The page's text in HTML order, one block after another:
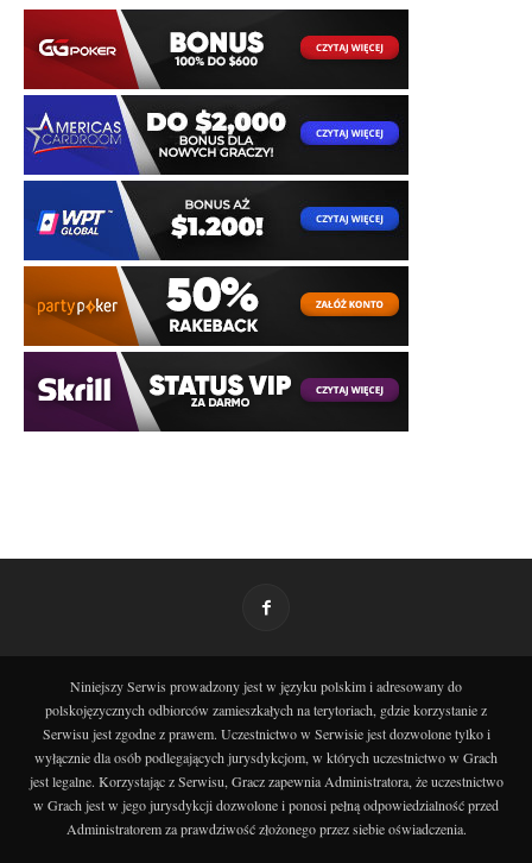
Niniejszy Serwis prowadzony jest w języku polskim i adresowany do
polskojęzycznych odbiorców zamieszkałych na terytoriach, gdzie korzystanie z
Serwisu jest zgodne z prawem. Uczestnictwo w Serwisie jest dozwolone tylko i
wyłącznie dla osób podlegających jurysdykcjom, w których uczestnictwo w Grach
jest legalne. Korzystając z Serwisu, Gracz zapewnia Administratora, że uczestnictwo
w Grach jest w jego jurysdykcji dozwolone i ponosi pełną odpowiedzialność przed
Administratorem za prawdziwość złożonego przez siebie oświadczenia.